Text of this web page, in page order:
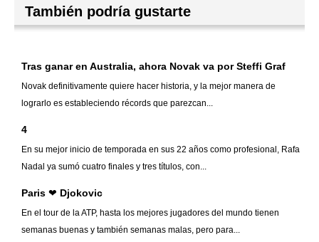
También podría gustarte
Tras ganar en Australia, ahora Novak va por Steffi Graf
Novak definitivamente quiere hacer historia, y la mejor manera de
lograrlo es estableciendo récords que parezcan...
4
En su mejor inicio de temporada en sus 22 años como profesional, Rafa
Nadal ya sumó cuatro finales y tres títulos, con...
Paris ❤ Djokovic
En el tour de la ATP, hasta los mejores jugadores del mundo tienen
semanas buenas y también semanas malas, pero para...